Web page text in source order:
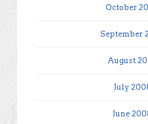
October
September
August
July
June